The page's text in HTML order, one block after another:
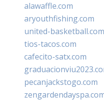
alawaffle.com
aryouthfishing.com
united-basketball.com
tios-tacos.com
cafecito-satx.com
pecanjackstogo.com